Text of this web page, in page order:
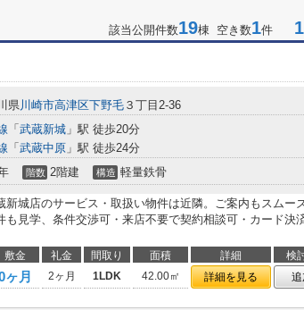
該当公開件数19棟 空き数1件
県川崎市高津区下野毛 ３丁目2-36
「 武蔵新城 」駅 徒歩20分
「 武蔵中原 」駅 徒歩24分
階数 2階建 構造 軽量鉄骨
新城店のサービス・取扱い物件は近隣。ご案内もスムー
も見学、条件交渉可・来店不要で契約相談可・カード決
敷金 礼金 間取り 面積 詳細
検
ヶ月 2ヶ月 1LDK 42.00㎡ 詳細を見る 追